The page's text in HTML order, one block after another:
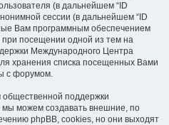
(в дальнейшем “ID
сессии (в дальнейшем “ID
Вам программным обеспечением
при посещении одной из тем на
Международного Центра
хранения списка посещенных Вами
с форумом.
поддержки
мы можем создавать внешние, по
phpBB, cookies, но они выходят